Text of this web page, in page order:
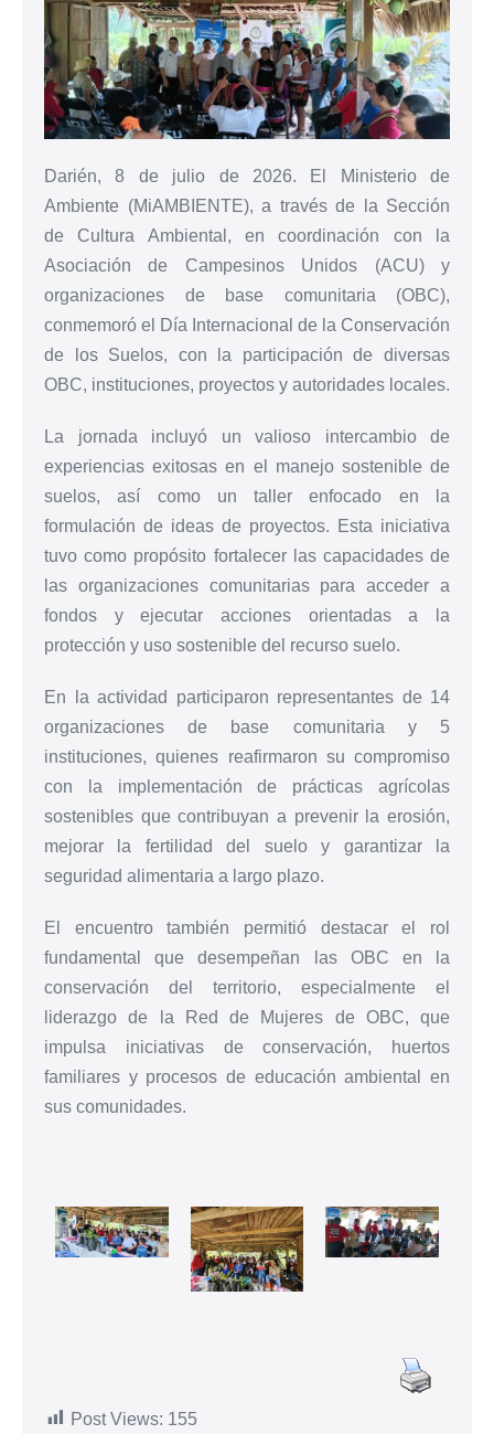
Darién, 8 de julio de 2026. El Ministerio de
Ambiente (MiAMBIENTE), a través de la Sección
de Cultura Ambiental, en coordinación con la
Asociación de Campesinos Unidos (ACU) y
organizaciones de base comunitaria (OBC),
conmemoró el Día Internacional de la Conservación
de los Suelos, con la participación de diversas
OBC, instituciones, proyectos y autoridades locales.
La jornada incluyó un valioso intercambio de
experiencias exitosas en el manejo sostenible de
suelos, así como un taller enfocado en la
formulación de ideas de proyectos. Esta iniciativa
tuvo como propósito fortalecer las capacidades de
las organizaciones comunitarias para acceder a
fondos y ejecutar acciones orientadas a la
protección y uso sostenible del recurso suelo.
En la actividad participaron representantes de 14
organizaciones de base comunitaria y 5
instituciones, quienes reafirmaron su compromiso
con la implementación de prácticas agrícolas
sostenibles que contribuyan a prevenir la erosión,
mejorar la fertilidad del suelo y garantizar la
seguridad alimentaria a largo plazo.
El encuentro también permitió destacar el rol
fundamental que desempeñan las OBC en la
conservación del territorio, especialmente el
liderazgo de la Red de Mujeres de OBC, que
impulsa iniciativas de conservación, huertos
familiares y procesos de educación ambiental en
sus comunidades.
Post Views: 155